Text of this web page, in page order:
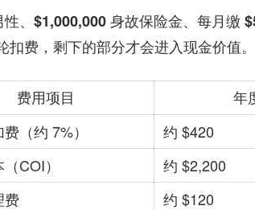
性、 $1,000,000 身故保险金、 每月缴
扣费，剩下的部分才会进入现金价值。
费用项目 年
（约 7%）
约 $420
COI）
约 $2,200
费
约 $120